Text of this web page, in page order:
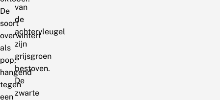
De
soort
overwintert
als
pop,
hangend
tegen
een
van
de
achtervleugel
zijn
grijsgroen
bestoven.
De
zwarte